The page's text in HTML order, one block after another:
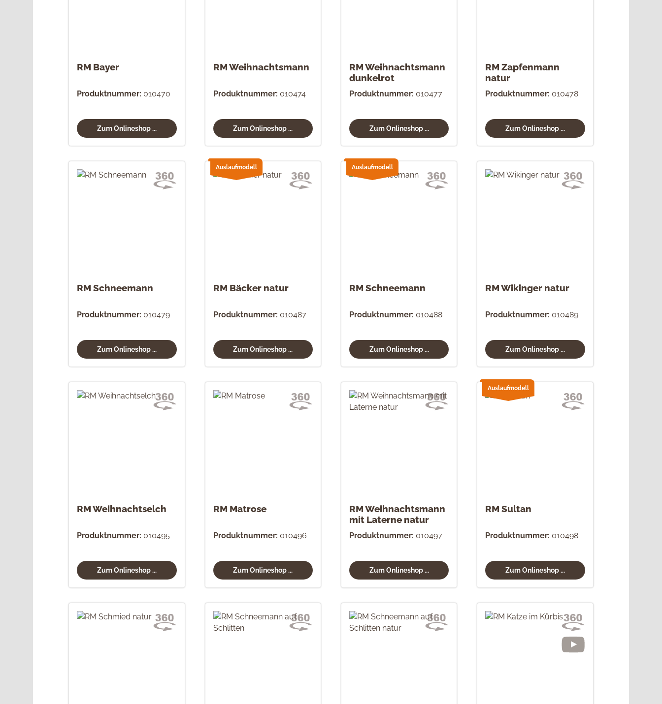
RM Bayer
Produktnummer: 010470
Zum Onlineshop ...
RM Weihnachtsmann
Produktnummer: 010474
Zum Onlineshop ...
RM Weihnachtsmann
dunkelrot
Produktnummer: 010477
Zum Onlineshop ...
RM Zapfenmann
natur
Produktnummer: 010478
Zum Onlineshop ...
RM Schneemann
Produktnummer: 010479
Zum Onlineshop ...
RM Bäcker natur
Produktnummer: 010487
Zum Onlineshop ...
Auslaufmodell
RM Schneemann
Produktnummer: 010488
Zum Onlineshop ...
Auslaufmodell
RM Wikinger natur
Produktnummer: 010489
Zum Onlineshop ...
RM Weihnachtselch
Produktnummer: 010495
Zum Onlineshop ...
RM Matrose
Produktnummer: 010496
Zum Onlineshop ...
RM Weihnachtsmann
mit Laterne natur
Produktnummer: 010497
Zum Onlineshop ...
RM Sultan
Produktnummer: 010498
Zum Onlineshop ...
Auslaufmodell